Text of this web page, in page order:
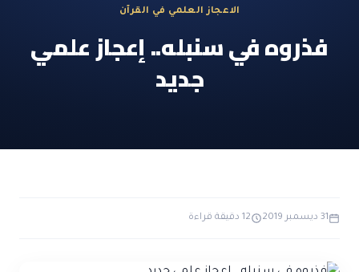
الاعجاز الغيبي في القرآن
الاعجاز في علوم الفلك والفضاء
الاعجاز البياني و اللغوي في القرآن
الاعجاز التشريعي في القرآن
آيات الله في جسم الانسان
مسلمين جدد
حول القراّن
معنا
الاعجاز العلمي في القرآن
في سنبله.. إعجاز علمي
جديد
12 دقيقة قراءة